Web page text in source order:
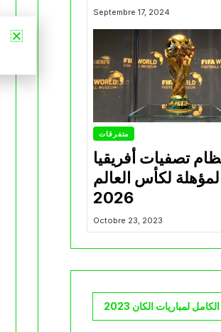
Septembre 17, 2024
متفرقات
تصفيات أفريقيا
لكأس العالم
2026
Octobre 23, 2023
لمباريات الكان 2023